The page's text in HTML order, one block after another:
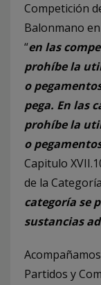
Competición
Balonmano
“en las
prohíbe la
o
pega. En las
prohíbe la
o
Capitulo
de la
categoría se
sustancias
Partidos y